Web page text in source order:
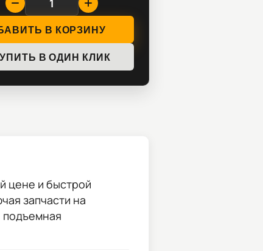
В КОРЗИНУ
В ОДИН КЛИК
цене и быстрой
запчасти на
подъемная